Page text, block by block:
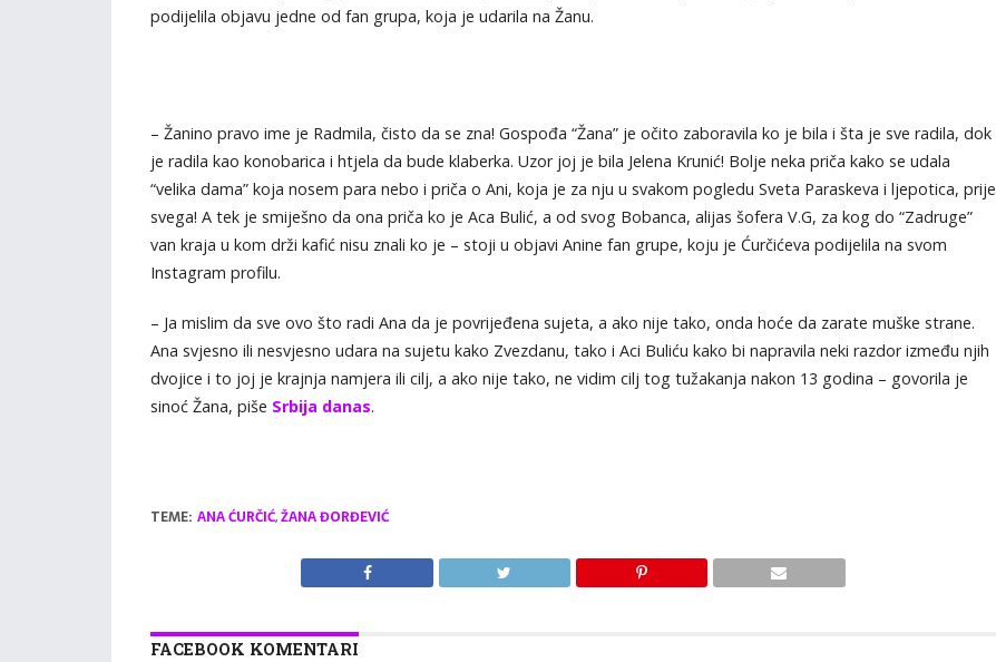
podijelila objavu jedne od fan grupa, koja je udarila na Žanu.
– Žanino pravo ime je Radmila, čisto da se zna! Gospođa “Žana” je očito zaboravila ko je bila i šta je sve radila, dok
je radila kao konobarica i htjela da bude klaberka. Uzor joj je bila Jelena Krunić! Bolje neka priča kako se udala
“velika dama” koja nosem para nebo i priča o Ani, koja je za nju u svakom pogledu Sveta Paraskeva i ljepotica, prije
svega! A tek je smiješno da ona priča ko je Aca Bulić, a od svog Bobanca, alijas šofera V.G, za kog do “Zadruge”
van kraja u kom drži kafić nisu znali ko je – stoji u objavi Anine fan grupe, koju je Ćurčićeva podijelila na svom
Instagram profilu.
– Ja mislim da sve ovo što radi Ana da je povrijeđena sujeta, a ako nije tako, onda hoće da zarate muške strane.
Ana svjesno ili nesvjesno udara na sujetu kako Zvezdanu, tako i Aci Buliću kako bi napravila neki razdor između njih
dvojice i to joj je krajnja namjera ili cilj, a ako nije tako, ne vidim cilj tog tužakanja nakon 13 godina – govorila je
sinoć Žana, piše Srbija danas.
TEME: ANA ĆURČIĆ,ŽANA ĐORĐEVIĆ
FACEBOOK KOMENTARI